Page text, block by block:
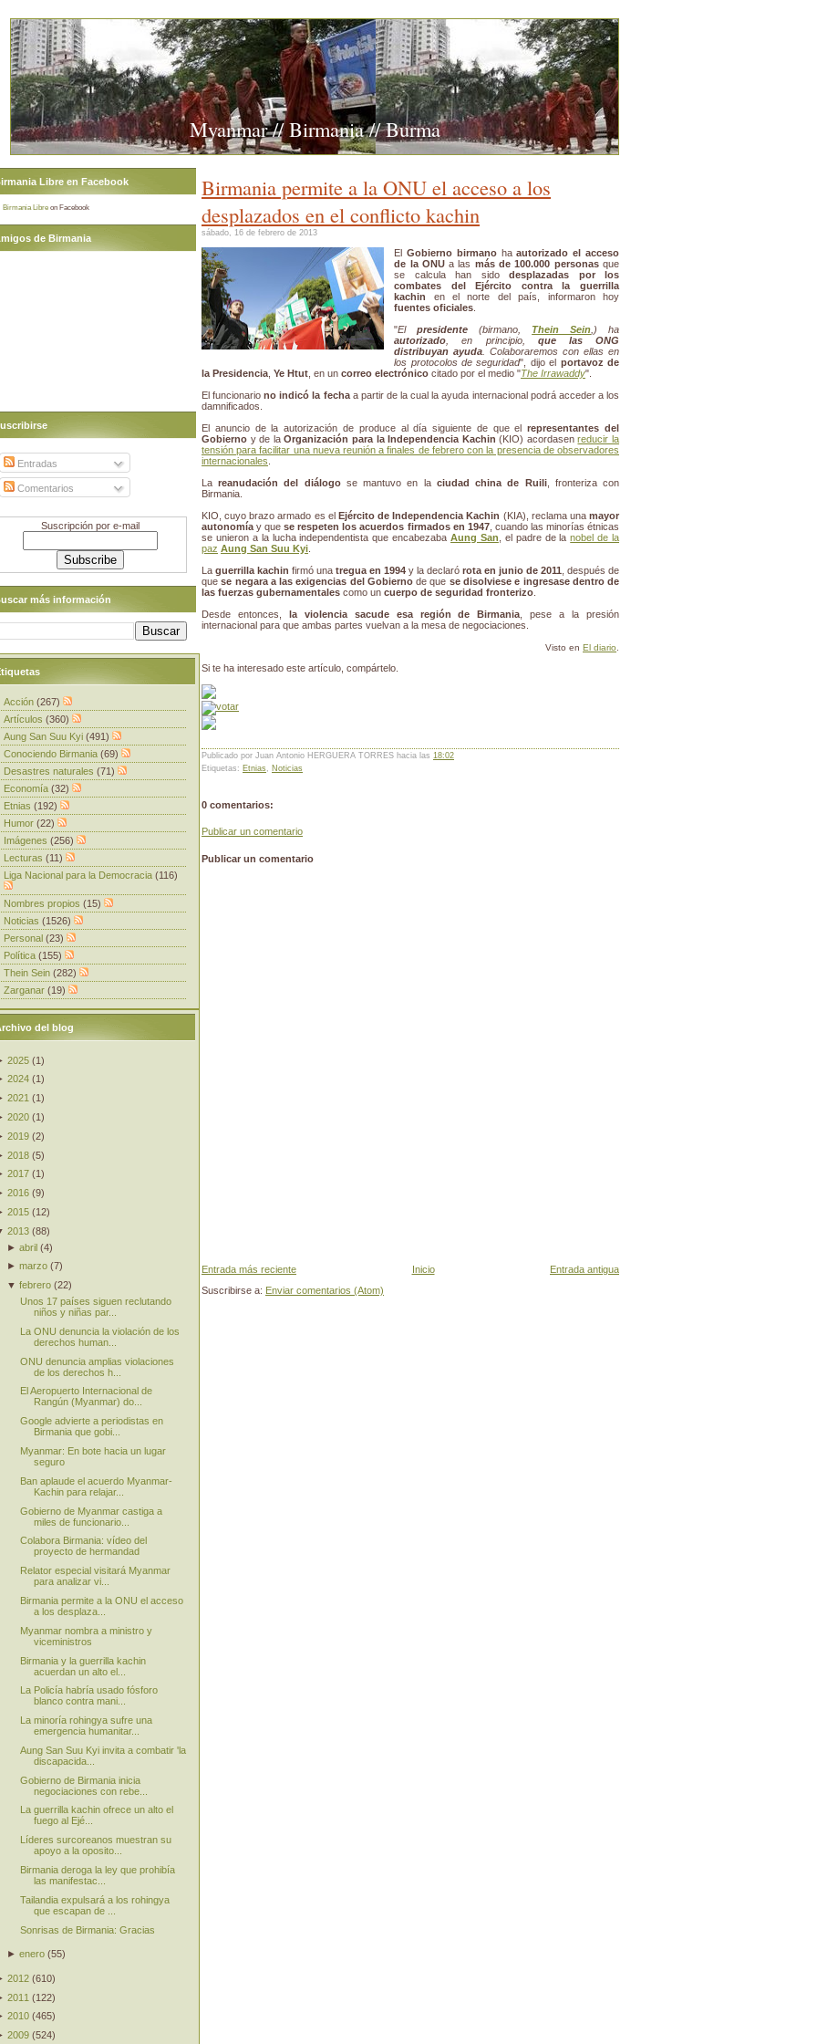
Myanmar // Birmania // Burma
Birmania permite a la ONU el acceso a los
desplazados en el conflicto kachin
sábado, 16 de febrero de 2013
El Gobierno birmanohaautorizado el acceso
de la ONUa las más de 100.000 personasque
se calcula han sidodesplazadas por los
combates del Ejército contra la guerrilla
kachin en el norte del país, informaron hoy
fuentes oficiales
"Elpresidente (birmano, Thein Sein ,) ha
autorizado , en principio, que las ONG
distribuyan ayuda . Colaboraremos con ellas en
los protocolos de seguridad", dijo el portavoz de
la Presidencia Ye Htut , en un correo electrónico citado por el medio "The Irrawaddy".
El funcionariono indicó la fechaa partir de la cual la ayuda internacional podrá acceder a los
damnificados.
El anuncio de la autorización de produce al día siguiente de que elrepresentantes del
Gobierno y de laOrganización para la Independencia Kachin (KIO) acordasenreducir la
tensión para facilitar una nueva reunión a finales de febrero con la presencia de observadores
internacionales
Lareanudación del diálogose mantuvo en la ciudad china de Ruili, fronteriza con
Birmania.
KIO, cuyo brazo armado es el Ejército de Independencia Kachin (KIA), reclama unamayor
autonomía y quese respeten los acuerdos firmados en 1947, cuando las minorías étnicas
se unieron a la lucha independentista que encabezaba Aung San , el padre de lanobel de la
paz Aung San Suu Kyi
La guerrilla kachin firmó una tregua en 1994 y la declaró rota en junio de 2011 , después de
quese negara a las exigencias del Gobiernode que se disolviese e ingresase dentro de
las fuerzas gubernamentales como un cuerpo de seguridad fronterizo
Desde entonces, la violencia sacude esa región de Birmania , pese a la presión
internacional para que ambas partes vuelvan a la mesa de negociaciones.
Visto en El diario
Si te ha interesado este artículo, compártelo.
Publicado por Juan Antonio HERGUERA TORRES hacia las 18:02
Etiquetas: Etnias, Noticias
0 comentarios:
Publicar un comentario
Publicar un comentario
Entrada más reciente Entrada antigua
Inicio
Suscribirse a: Enviar comentarios (Atom)
Libre en Facebook
Birmania Libre on Facebook
de Birmania
Entradas
Comentarios
Suscripción por e-mail
más información
Acción (267)
Artículos (360)
Aung San Suu Kyi (491)
Conociendo Birmania (69)
Desastres naturales (71)
Economía (32)
Etnias (192)
Humor (22)
Imágenes (256)
Lecturas (11)
Liga Nacional para la Democracia (116)
Nombres propios (15)
Noticias (1526)
Personal (23)
Política (155)
Thein Sein (282)
Zarganar (19)
del blog
2025 (1)
2024 (1 )
2021 (1)
2020 (1)
2019 (2)
2018 (5)
2017 (1 )
2016 (9)
2015 (12)
2013 (88)
►abril (4)
►marzo (7)
▼febrero (22)
Unos 17 países siguen reclutando
niños y niñas par...
La ONU denuncia la violación de los
derechos human...
ONU denuncia amplias violaciones
de los derechos h...
El Aeropuerto Internacional de
Rangún (Myanmar) do...
Google advierte a periodistas en
Birmania que gobi...
Myanmar: En bote hacia un lugar
seguro
Ban aplaude el acuerdo Myanmar-
Kachin para relajar...
Gobierno de Myanmar castiga a
miles de funcionario...
Colabora Birmania: vídeo del
proyecto de hermandad
Relator especial visitará Myanmar
para analizar vi...
Birmania permite a la ONU el acceso
a los desplaza...
Myanmar nombra a ministro y
viceministros
Birmania y la guerrilla kachin
acuerdan un alto el...
La Policía habría usado fósforo
blanco contra mani...
La minoría rohingya sufre una
emergencia humanitar...
Aung San Suu Kyi invita a combatir 'la
discapacida...
Gobierno de Birmania inicia
negociaciones con rebe...
La guerrilla kachin ofrece un alto el
fuego al Ejé...
Líderes surcoreanos muestran su
apoyo a la oposito...
Birmania deroga la ley que prohibía
las manifestac...
Tailandia expulsará a los rohingya
que escapan de ...
Sonrisas de Birmania: Gracias
►enero (55)
2012 (610)
2011 (122)
2010 (465)
2009 (524)